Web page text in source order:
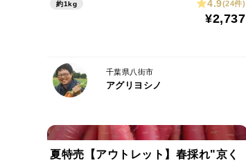
約1kg 4.9(24件)
¥2,737
千葉県八街市
アグリヨシノ
夏特売【アウトレット】春採れ"京く